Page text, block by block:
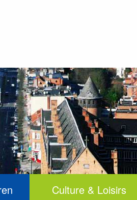
Culture & Loisirs